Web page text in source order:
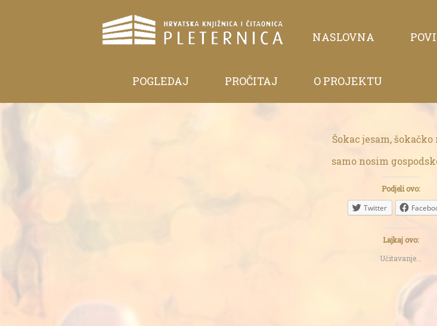
NASLOVNA
POGLEDAJ PROČITAJ O PROJEKTU
Šokac jesam,
samo nosim
Podjeli ovo:
Twitter
Lajkaj ovo:
Učitavanje...